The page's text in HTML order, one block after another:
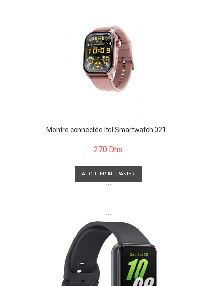
Montre connectée Itel Smartwatch 021...
270 Dhs
AJOUTER AU PANIER
```
```